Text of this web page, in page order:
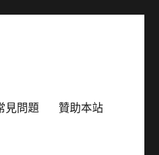
見問題 贊助本站